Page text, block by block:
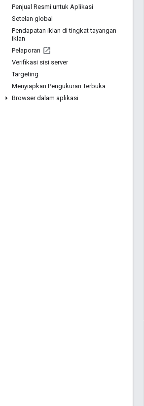
Penjual Resmi untuk Aplikasi
Setelan global
Pendapatan iklan di tingkat tayangan
iklan
Pelaporan
Verifikasi sisi server
Targeting
Menyiapkan Pengukuran Terbuka
Browser dalam aplikasi